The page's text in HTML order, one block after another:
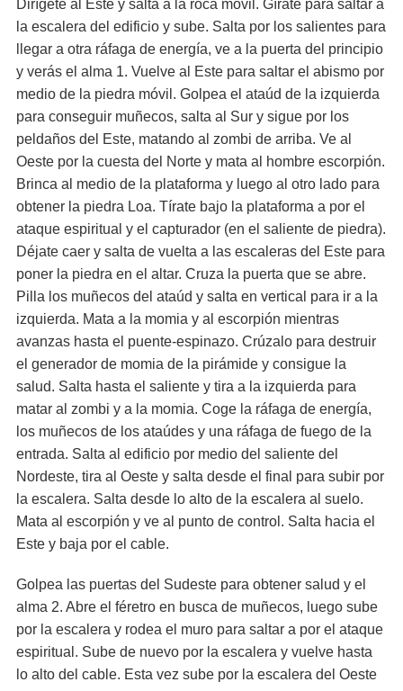
Dirígete al Este y salta a la roca móvil. Gírate para saltar a
la escalera del edificio y sube. Salta por los salientes para
llegar a otra ráfaga de energía, ve a la puerta del principio
y verás el alma 1. Vuelve al Este para saltar el abismo por
medio de la piedra móvil. Golpea el ataúd de la izquierda
para conseguir muñecos, salta al Sur y sigue por los
peldaños del Este, matando al zombi de arriba. Ve al
Oeste por la cuesta del Norte y mata al hombre escorpión.
Brinca al medio de la plataforma y luego al otro lado para
obtener la piedra Loa. Tírate bajo la plataforma a por el
ataque espiritual y el capturador (en el saliente de piedra).
Déjate caer y salta de vuelta a las escaleras del Este para
poner la piedra en el altar. Cruza la puerta que se abre.
Pilla los muñecos del ataúd y salta en vertical para ir a la
izquierda. Mata a la momia y al escorpión mientras
avanzas hasta el puente-espinazo. Crúzalo para destruir
el generador de momia de la pirámide y consigue la
salud. Salta hasta el saliente y tira a la izquierda para
matar al zombi y a la momia. Coge la ráfaga de energía,
los muñecos de los ataúdes y una ráfaga de fuego de la
entrada. Salta al edificio por medio del saliente del
Nordeste, tira al Oeste y salta desde el final para subir por
la escalera. Salta desde lo alto de la escalera al suelo.
Mata al escorpión y ve al punto de control. Salta hacia el
Este y baja por el cable.
Golpea las puertas del Sudeste para obtener salud y el
alma 2. Abre el féretro en busca de muñecos, luego sube
por la escalera y rodea el muro para saltar a por el ataque
espiritual. Sube de nuevo por la escalera y vuelve hasta
lo alto del cable. Esta vez sube por la escalera del Oeste